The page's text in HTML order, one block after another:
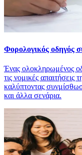
Φορολογικός οδηγός
Ένας ολοκληρωμένος
τις νομικές
καλύπτοντας
και άλλα σενάρια.